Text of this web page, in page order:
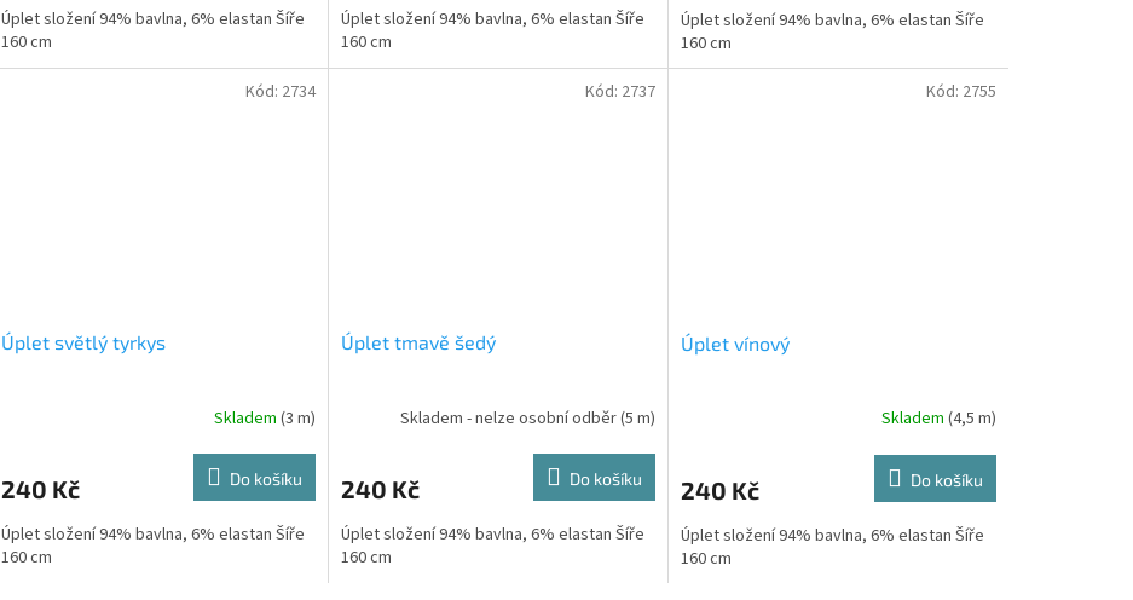
Úplet složení 94% bavlna, 6% elastan Šíře
160 cm
Úplet složení 94% bavlna, 6% elastan Šíře
160 cm
Úplet složení 94% bavlna, 6% elastan Šíře
160 cm
Úplet světlý tyrkys
Skladem (3 m)
240 Kč Do košíku
Úplet složení 94% bavlna, 6% elastan Šíře
160 cm
Kód: 2734
Úplet tmavě šedý
Skladem - nelze osobní odběr(5 m)
240 Kč Do košíku
Úplet složení 94% bavlna, 6% elastan Šíře
160 cm
Kód: 2737
Úplet vínový
Skladem (4,5 m)
240 Kč Do košíku
Úplet složení 94% bavlna, 6% elastan Šíře
160 cm
Kód: 2755